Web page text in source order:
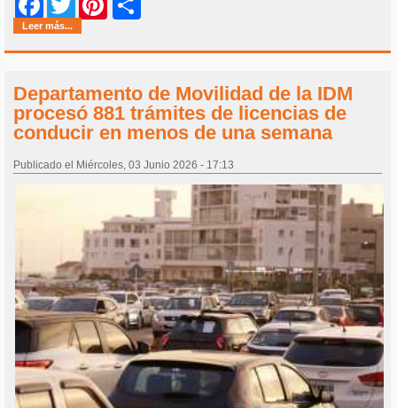
Facebook
Twitter Pinterest
Leer más...
Departamento de Movilidad de la IDM
procesó 881 trámites de licencias de
conducir en menos de una semana
Publicado el Miércoles, 03 Junio 2026 - 17:13